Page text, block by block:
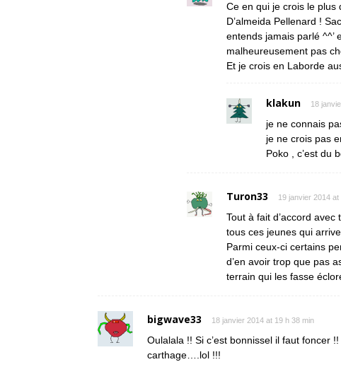
Ce en qui je crois le plus
D’almeida Pellenard !
entends jamais parlé ^^’
malheureusement pas
Et je crois en Laborde
klakun 18
je ne connais
je ne crois pas
Poko , c’est du
Turon33 19 janvier 2014 at
Tout à fait d’accord
tous ces jeunes qui
Parmi ceux-ci certains
d’en avoir trop que pas
terrain qui les fasse
bigwave33 18 janvier 2014 at 19 h 38 min
Oulalala !! Si c’est bonnissel il faut foncer
carthage….lol !!!